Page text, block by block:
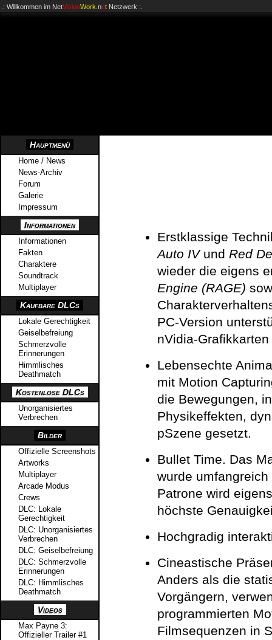
.: Willkommen im NetVisionWork .net Netzwerk :.
Hauptmenü
Home / News
News-Archiv
Forum
Galerie
Impressum
Informationen
Informationen
Fakten
Charaktere
Soundtrack
Multiplayer
Kaufbare DLCs
Lokale Gerechtigkeit
Geiselbefreiung
Schmerzvolle
Erinnerungen
Himmlisches
Deathmatch
Kostenlose DLCs
Unorganisiertes
Verbrechen
Bilder
Offizielle Screenshots
Artworks
Multiplayer
Arcade Modus
Crews
DLC: Lokale
Gerechtigkeit
DLC: Unorganisiertes
Verbrechen
DLC: Geiselbefreiung
DLC: Schmerzvolle
Erinnerungen
DLC: Himmlisches
Deathmatch
Videos
Max Payne 3:
Offizieller Trailer #1
Erstklassige
Auto IVund Red
wieder die eigens
Engine (RAGE)
PC-Version
nVidia-
Lebensechte
mit Motion
die Bewegungen,
Physikeffekten,
pSzene gesetzt.
Bullet Time. Das
wurde
Patrone wird
höchste
Hochgradig
Cineastische
Anders als die
Vorgängern,
programmierten
Filmsequenzen in